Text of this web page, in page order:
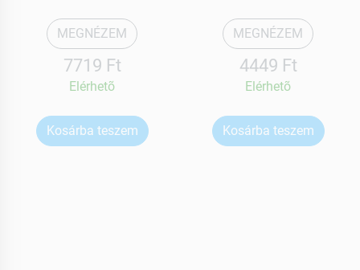
MEGNÉZEM
7719 Ft
Elérhetõ
Kosárba teszem
MEGNÉZEM
4449 Ft
Elérhetõ
Kosárba teszem